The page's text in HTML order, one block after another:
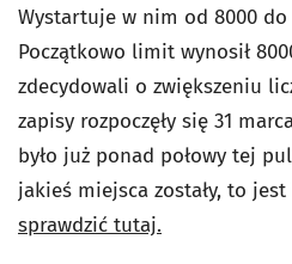
Wystartuje w nim od 8000 do
Początkowo limit wynosił
zdecydowali o zwiększeniu
zapisy rozpoczęły się 31
było już ponad połowy tej
jakieś miejsca zostały, to
sprawdzić tutaj.